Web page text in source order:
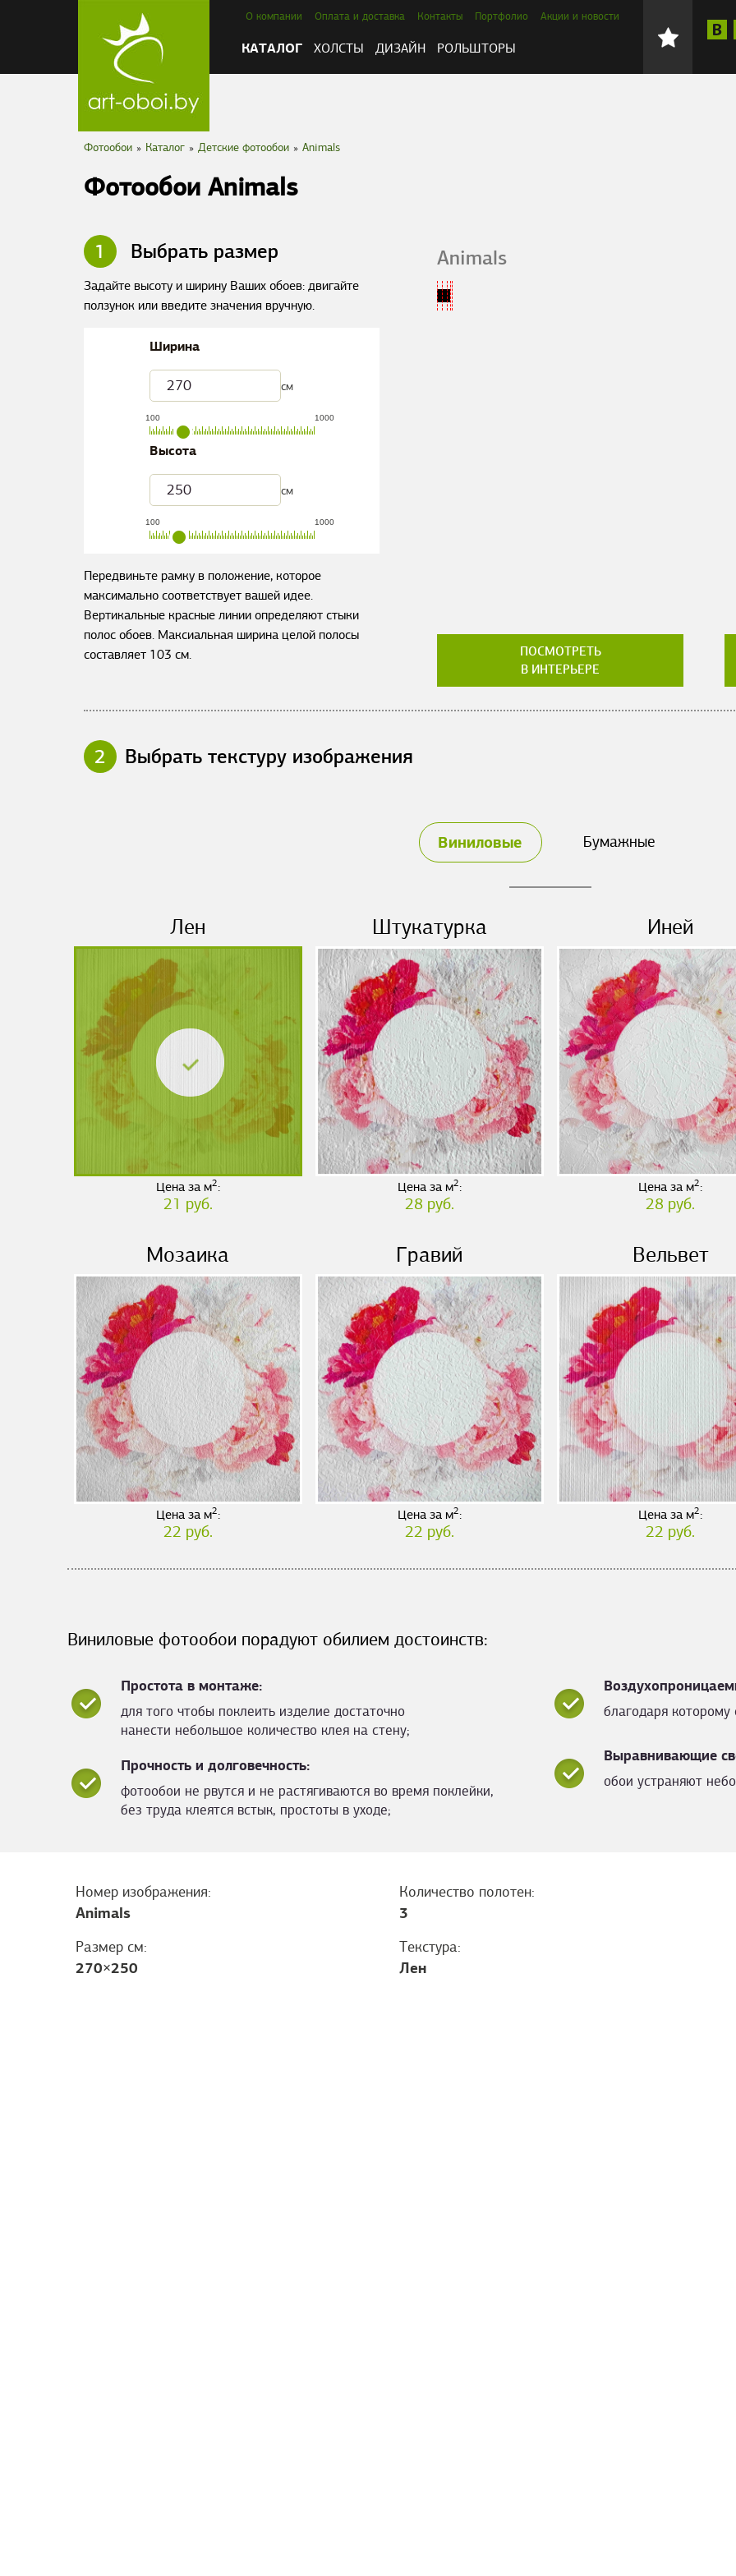
О компании Оплата и доставка Контакты Портфолио Акции и новости
КАТАЛОГ ХОЛСТЫ ДИЗАЙН РОЛЬШТОРЫ
Фотообои » Каталог » Детские фотообои » Animals
Фотообои Animals
1 Выбрать размер
Задайте высоту и ширину Ваших обоев: двигайте
ползунок или введите значения вручную.
Ширина
см
100 1000
Высота
см
100 1000
Передвиньте рамку в положение, которое
максимально соответствует вашей идее.
Вертикальные красные линии определяют стыки
полос обоев. Максиальная ширина целой полосы
составляет 103 см.
Animals
ПОСМОТРЕТЬ
В ИНТЕРЬЕРЕ
2 Выбрать текстуру изображения
Виниловые Бумажные
Лен
Цена за м2:
21 руб.
Штукатурка
Цена за м2:
28 руб.
Иней
Цена за м2:
28 руб.
Мозаика
Цена за м2:
22 руб.
Гравий
Цена за м2:
22 руб.
Вельвет
Цена за м2:
22 руб.
Виниловые фотообои порадуют обилием достоинств:
Простота в монтаже:
для того чтобы поклеить изделие достаточно
нанести небольшое количество клея на стену;
благодаря
Выравнивающие
обои устраняют
Прочность и долговечность:
фотообои не рвутся и не растягиваются во время поклейки,
без труда клеятся встык, простоты в уходе;
Номер изображения:
Animals
Количество полотен:
3
Размер см:
270×250
Текстура:
Лен